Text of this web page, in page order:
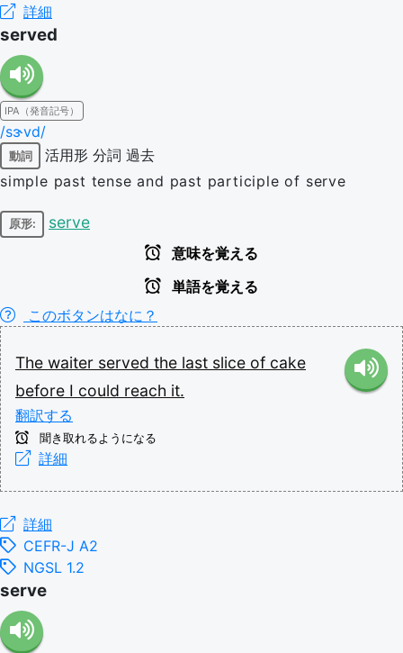
詳細
served
IPA（発音記号）
/sɝvd/
動詞 活用形 分詞 過去
simple past tense and past participle of serve
原形: serve
意味を覚える
単語を覚える
このボタンはなに？
The waiter served the last slice of cake
before I could reach it.
翻訳する
聞き取れるようになる
詳細
詳細
CEFR-J A2
NGSL 1.2
serve